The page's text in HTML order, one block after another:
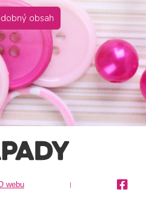
obsah
webu |